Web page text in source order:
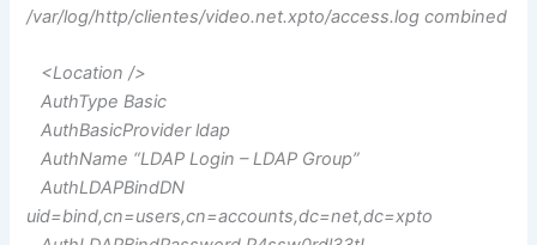
/var/log/http/clientes/video.net.xpto/access.log combined
<Location />
AuthType Basic
AuthBasicProvider ldap
AuthName “LDAP Login – LDAP Group”
AuthLDAPBindDN
uid=bind,cn=users,cn=accounts,dc=net,dc=xpto